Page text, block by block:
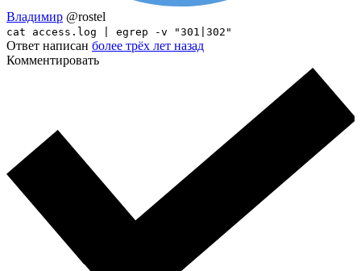
Владимир @rostel
cat access.log | egrep -v "301|302"
Ответ написан более трёх лет назад
Комментировать